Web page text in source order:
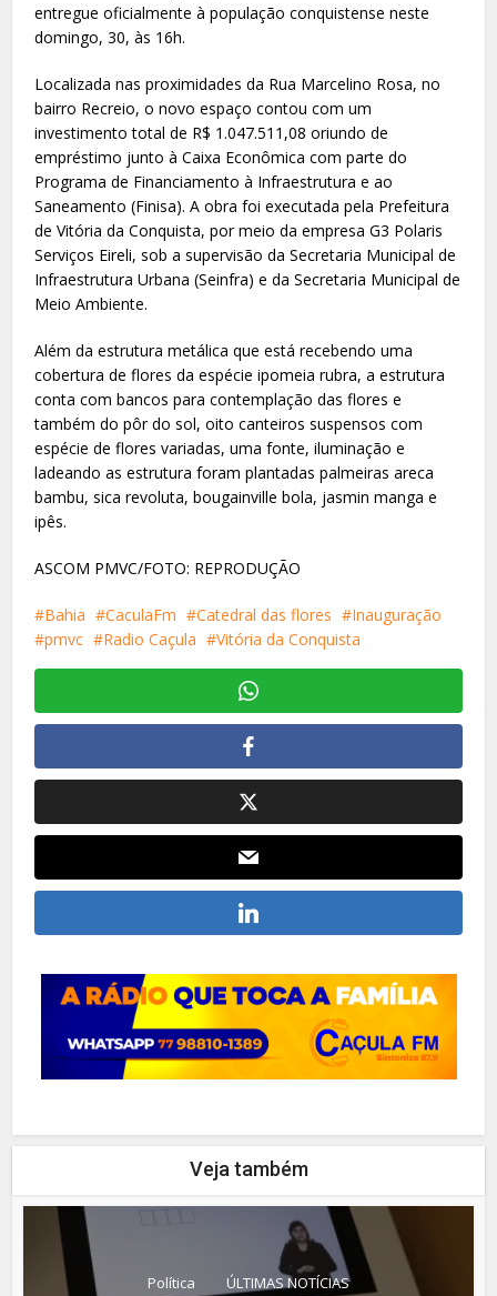
entregue oficialmente à população conquistense neste
domingo, 30, às 16h.
Localizada nas proximidades da Rua Marcelino Rosa, no
bairro Recreio, o novo espaço contou com um
investimento total de R$ 1.047.511,08 oriundo de
empréstimo junto à Caixa Econômica com parte do
Programa de Financiamento à Infraestrutura e ao
Saneamento (Finisa). A obra foi executada pela Prefeitura
de Vitória da Conquista, por meio da empresa G3 Polaris
Serviços Eireli, sob a supervisão da Secretaria Municipal de
Infraestrutura Urbana (Seinfra) e da Secretaria Municipal de
Meio Ambiente.
Além da estrutura metálica que está recebendo uma
cobertura de flores da espécie ipomeia rubra, a estrutura
conta com bancos para contemplação das flores e
também do pôr do sol, oito canteiros suspensos com
espécie de flores variadas, uma fonte, iluminação e
ladeando as estrutura foram plantadas palmeiras areca
bambu, sica revoluta, bougainville bola, jasmin manga e
ipês.
ASCOM PMVC/FOTO: REPRODUÇÃO
Bahia CaculaFm Catedral das flores
Inauguração
pmvc
Radio Caçula Vitória da Conquista
Veja também
Política ÚLTIMAS NOTÍCIAS